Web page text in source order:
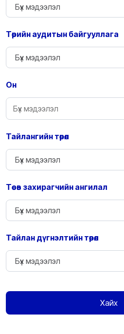
Төрийн аудитын байгууллага
Он
Тайлангийн төрөл
Төсөв захирагчийн ангилал
Тайлан дүгнэлтийн төрөл
Хайх